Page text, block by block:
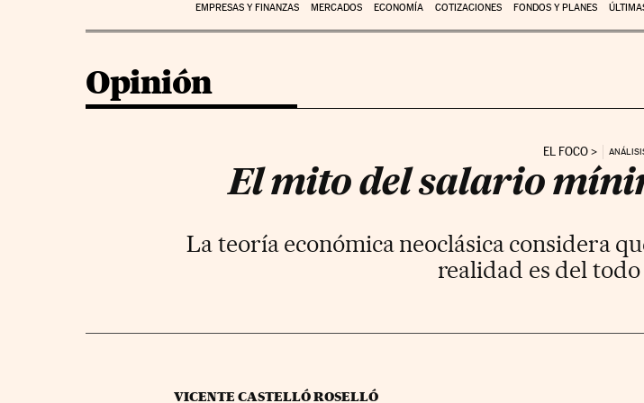
EMPRESAS Y FINANZAS MERCADOS ECONOMÍA COTIZACIONES FONDOS Y PLANES
Opinión
EL FOCO
El mito del salario
La teoría económica neoclásica considera
realidad es del
VICENTE CASTELLÓ ROSELLÓ